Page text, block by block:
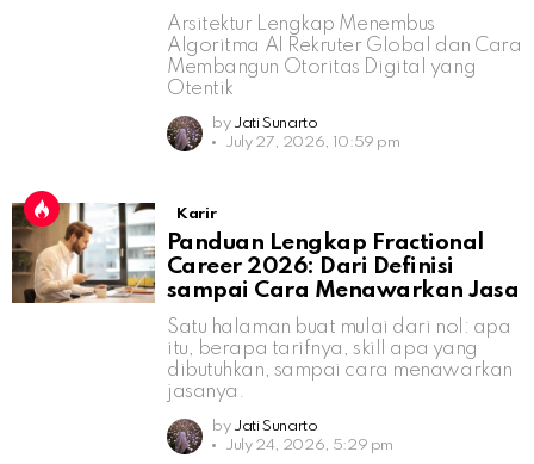
Arsitektur Lengkap Menembus
Algoritma AI Rekruter Global dan Cara
Membangun Otoritas Digital yang
Otentik
by Jati Sunarto
July 27, 2026, 10:59 pm
Karir
Panduan Lengkap Fractional
Career 2026: Dari Definisi
sampai Cara Menawarkan Jasa
Satu halaman buat mulai dari nol: apa
itu, berapa tarifnya, skill apa yang
dibutuhkan, sampai cara menawarkan
jasanya.
by Jati Sunarto
July 24, 2026, 5:29 pm